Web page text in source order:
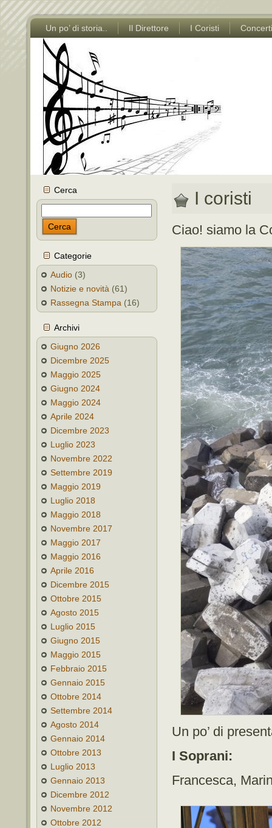
Un po’ di storia.. Il Direttore I Coristi Concerti
Cerca
Cerca
Categorie
Audio (3)
Notizie e novità (61)
Rassegna Stampa (16)
Archivi
Giugno 2026
Dicembre 2025
Maggio 2025
Giugno 2024
Maggio 2024
Aprile 2024
Dicembre 2023
Luglio 2023
Novembre 2022
Settembre 2019
Maggio 2019
Luglio 2018
Maggio 2018
Novembre 2017
Maggio 2017
Maggio 2016
Aprile 2016
Dicembre 2015
Ottobre 2015
Agosto 2015
Luglio 2015
Giugno 2015
Maggio 2015
Febbraio 2015
Gennaio 2015
Ottobre 2014
Settembre 2014
Agosto 2014
Gennaio 2014
Ottobre 2013
Luglio 2013
Gennaio 2013
Dicembre 2012
Novembre 2012
Ottobre 2012
I coristi
Ciao! siamo la
Un po’ di
I Soprani:
Francesca,